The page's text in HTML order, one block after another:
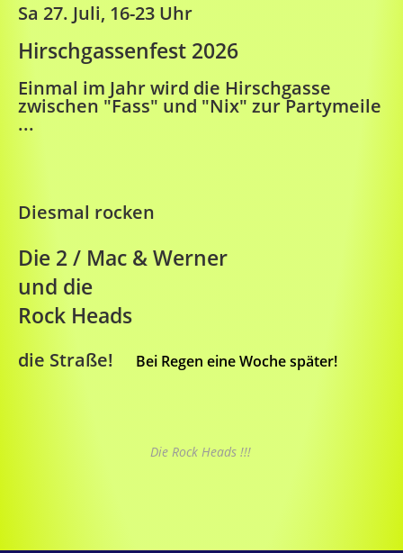
Sa 27. Juli, 16-23 Uhr
Hirschgassenfest 2026
Einmal im Jahr wird die Hirschgasse
zwischen "Fass" und "Nix" zur Partymeile
...
Diesmal rocken
Die 2 / Mac & Werner
und die
Rock Heads
die Straße! Bei Regen eine Woche später!
Die Rock Heads !!!